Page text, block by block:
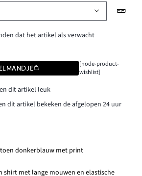
dat het artikel als verwacht
[node-product-
wishlist]
dit artikel leuk
dit artikel bekeken de afgelopen 24 uur
donkerblauw met print
shirt met lange mouwen en elastische